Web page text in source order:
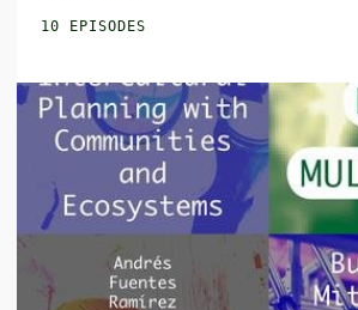
10 EPISODES